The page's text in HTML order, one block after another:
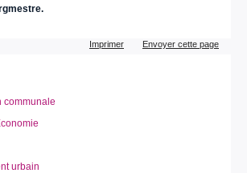
Imprimer Envoyer cette page
communale
urbain